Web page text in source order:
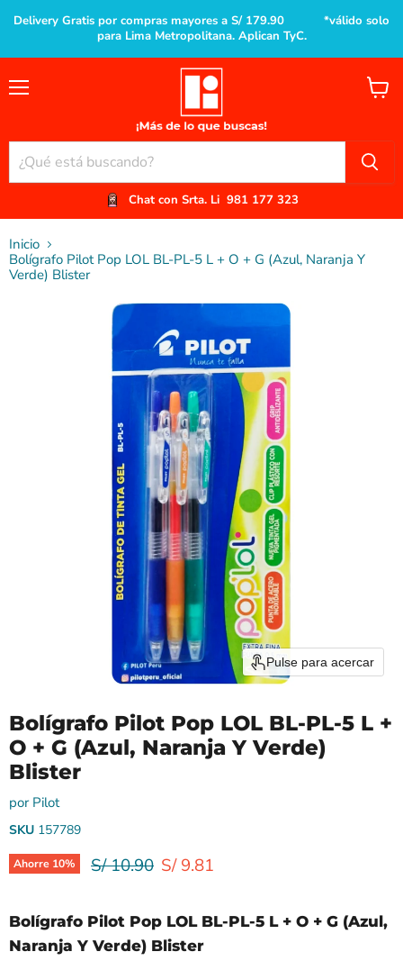
Delivery Gratis por compras mayores a S/ 179.90 *válido solo
para Lima Metropolitana. Aplican TyC.
Chat con Srta. Li 981 177 323
Ver
Inicio
Bolígrafo Pilot Pop LOL BL-PL-5 L + O + G (Azul, Naranja Y
Verde) Blister
Pulse para acercar
Bolígrafo Pilot Pop LOL BL-PL-5 L +
O + G (Azul, Naranja Y Verde)
Blister
por Pilot
SKU 157789
Ahorre 10% Precio original
S/ 10.90 Precio actual
S/ 9.81
Bolígrafo Pilot Pop LOL BL-PL-5 L + O + G (Azul,
Naranja Y Verde) Blister